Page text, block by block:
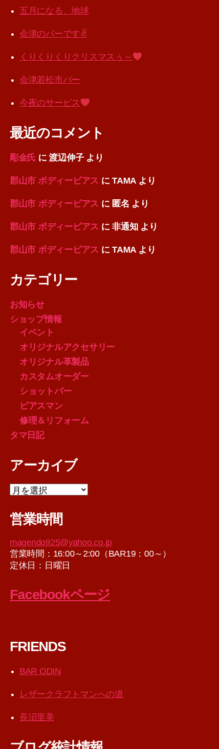
五月になる、地球
会津のバーです✌️
くりくりくりクリスマスぅ～
会津若松市バー
今夜のサービス
最近のコメント
彫金氏 に渡辺伸子より
郡山市 ボディーピアス にTAMA より
郡山市 ボディーピアス に 匿名 より
郡山市 ボディーピアス に非通知 より
郡山市 ボディーピアス にTAMA より
カテゴリー
お知らせ
ショップ情報
イベント
オリジナルアクセサリー
オリジナル革製品
カスタムオーダー
ショットバー
ピアスマン
修理＆リフォーム
タマ日記
アーカイブ
ア
ー
イ
営業時間
magendo925@yahoo.co.jp
営業時間：16:00～2:00（BAR19：00～）
定休日：日曜日
Facebookページ
FRIENDS
BAR ODIN
レザークラフトマンへの道
長沼里美